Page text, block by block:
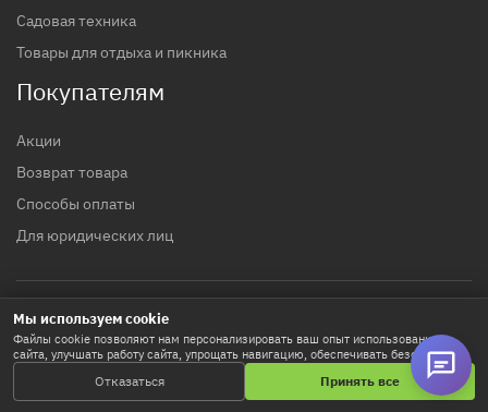
Садовая техника
Товары для отдыха и пикника
Покупателям
Акции
Возврат товара
Способы оплаты
Для юридических лиц
© 2017 - 2026 гг. Строительный магазин INTTOOLS
Политика конфиденциальности
Мы используем cookie
Файлы cookie позволяют нам персонализировать ваш опыт использования
сайта, улучшать работу сайта, упрощать навигацию, обеспечивать безопасность
и используются для маркетинговых активностей. Нажимая «Принять все», вы
соглашаетесь на хранение cookie-файлов. Кнопка «Настроить» позволяет
выбрать предпочтения. Подробнее вПолитике использования Cookie.
Отказаться Принять все